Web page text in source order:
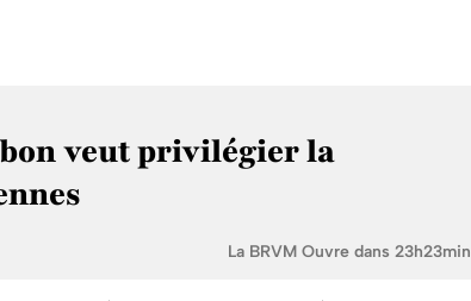
veut privilégier la
La BRVM Ouvre dans 23h23min